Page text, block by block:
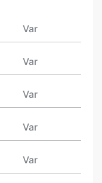
Var
Var
Var
Var
Var